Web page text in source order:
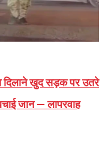
खुद सड़क पर उतरे
जान — लापरवाह